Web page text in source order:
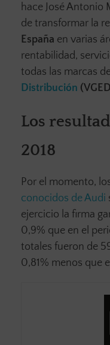
hace José Antonio
de transformar la
España en varias
rentabilidad,
todas las marcas de
Distribución
Los
2018
Por el momento,
conocidos de Audi
ejercicio la firma
0,9% que en el
totales fueron de
0,81% menos que